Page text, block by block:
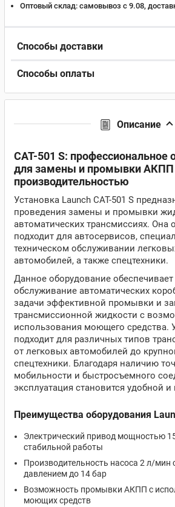
Оптовый склад: самовывоз с 9.08,
Способы доставки
Способы оплаты
Описание
CAT-501 S: профессиональное
для замены и промывки АКПП
производительностью
Установка Launch CAT-501 S
проведения замены и промывки
автоматических трансмиссиях. Она
подходит для автосервисов,
техническом обслуживании
автомобилей, а также спецтехники.
Данное оборудование
обслуживание автоматических
задачи эффективной промывки и
трансмиссионной жидкости с
использования моющего средства.
подходит для различных типов
от легковых автомобилей до
спецтехники. Благодаря наличию
мобильности и быстросъемного
эксплуатация становится удобной
Преимущества оборудования
Электрический привод мощностью
стабильной работы
Производительность насоса 2 л/мин
давлением до 14 бар
Возможность промывки АКПП с
моющих средств